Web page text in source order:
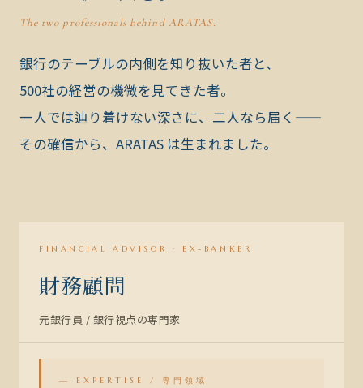
The two professionals behind ARATAS.
銀行のテーブルの内側を知り抜いた者と、
500社の経営の機微を見てきた者。
一人では辿り着けない深さに、二人なら届く——
その確信から、 ARATAS は生まれました。
財務
FINANCIAL ADVISOR · EX-BANKER
財務顧問
元銀行員 / 銀行視点の専門家
— EXPERTISE / 専門領域